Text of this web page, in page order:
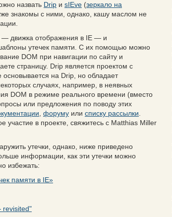
назвать Drip и sIEve (зеркало на
знакомы с ними, однако, кашу маслом не
движка отображения в IE — и
утечек памяти. С их помощью можно
DOM при навигации по сайту и
страницу. Drip является проектом с
на Drip, но обладает
случаях, например, в неявных
DOM в режиме реального времени (вместо
или предложения по поводу этих
форуму или списку рассылки
участие в проекте, свяжитесь с Matthias Miller
утечки, однако, ниже приведено
информации, как эти утечки можно
избежать:
памяти в IE»
revisited"